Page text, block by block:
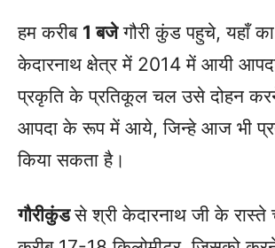
हम करीब 1 बजेगौरी कुंड पहुचे, यहाँ
केदारनाथ क्षेत्र में 2014 में आयी
प्रकृति के प्रतिकूल चल उसे दोहन
आपदा के रूप में आये, जिन्हे आज भी
किया सकता है।
गौरीकुंडसे श्री केदारनाथ जी के रास्ते